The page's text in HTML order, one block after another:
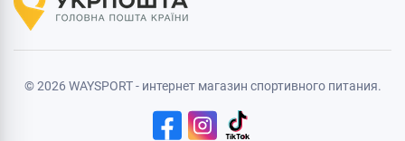
© 2026 WAYSPORT - интернет магазин спортивного питания.